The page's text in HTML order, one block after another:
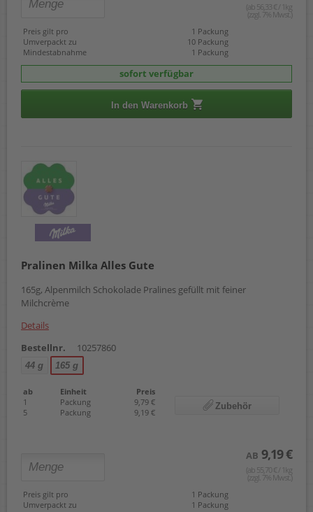
(ab 56,33 € / 1kg
(zzgl. 7% Mwst.)
Preis gilt pro
1 Packung
Umverpackt zu
10 Packung
Mindestabnahme
1 Packung
sofort verfügbar
In den Warenkorb
Pralinen Milka Alles Gute
165g, Alpenmilch Schokolade Pralines gefüllt mit feiner
Milchcrème
Details
Bestellnr.
10257860
44 g 165 g
ab Einheit
Preis
1
Packung
9,79 €
5
Packung 9,19 €
Zubehör
AB 9,19 €
(ab 55,70 € / 1kg
(zzgl. 7% Mwst.)
Preis gilt pro
1 Packung
Umverpackt zu
1 Packung